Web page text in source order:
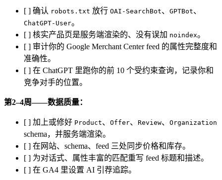
[ ] 确认 robots.txt 放行 OAI-SearchBot、 GPTBot、
ChatGPT-User。
[ ] 核实产品页是服务端渲染的、没有误加 noindex。
[ ] 审计你的 Google Merchant Center feed 的属性完整度和
准确性。
[ ] 在 ChatGPT 里跑你的前 10 个受约束查询，记录你和
竞争对手的位置。
第2–4周——数据质量：
[ ] 加上或修好 Product、 Offer、 Review、 Organization
schema，并服务端渲染。
[ ] 在网站、schema、feed 三处同步价格和库存。
[ ] 为对话式、属性丰富的匹配重写 feed 标题和描述。
[ ] 在 GA4 里设置 AI 引荐追踪。